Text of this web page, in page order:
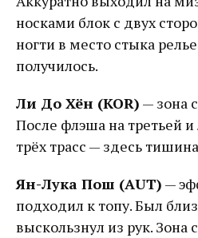
носками блок с двух
ногти в место стыка
получилось.
Ли До Хён (KOR) — зона
После флэша на третьей и
трёх трасс — здесь
Ян-Лука Пош (AUT) —
подходил к топу. Был
выскользнул из рук. Зона